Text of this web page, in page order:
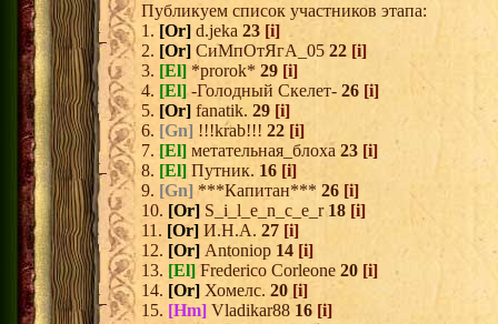
Публикуем список участников этапа:
1. [Or] d.jeka 23 [i]
2. [Or] СиМпОтЯгА_05 22 [i]
3. [El] *prorok* 29 [i]
4. [El]-Голодный Скелет- 26 [i]
5. [Or] fanatik. 29 [i]
6. [Gn] !!!krab!!! 22 [i]
7. [El] метательная_блоха 23 [i]
8. [El] Путник. 16 [i]
9. [Gn] ***Капитан*** 26 [i]
10. [Or] S_i_l_e_n_c_e_r 18 [i]
11. [Or] И.Н.А. 27 [i]
12. [Or] Antoniop 14 [i]
13. [El] Frederico Corleone 20 [i]
14. [Or] Хомелс. 20 [i]
15. [Hm] Vladikar88 16 [i]